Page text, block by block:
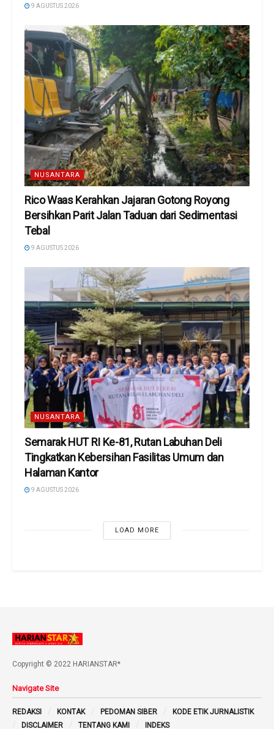
9 AGUSTUS 2026
NUSANTARA
Rico Waas Kerahkan Jajaran Gotong Royong
Bersihkan Parit Jalan Taduan dari Sedimentasi
Tebal
9 AGUSTUS 2026
NUSANTARA
Semarak HUT RI Ke-81, Rutan Labuhan Deli
Tingkatkan Kebersihan Fasilitas Umum dan
Halaman Kantor
9 AGUSTUS 2026
LOAD MORE
Copyright © 2022 HARIANSTAR*
Navigate Site
REDAKSI KONTAK PEDOMAN SIBER
KODE ETIK JURNALISTIK
DISCLAIMER
TENTANG KAMI INDEKS